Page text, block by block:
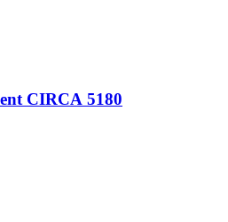
CIRCA 5180